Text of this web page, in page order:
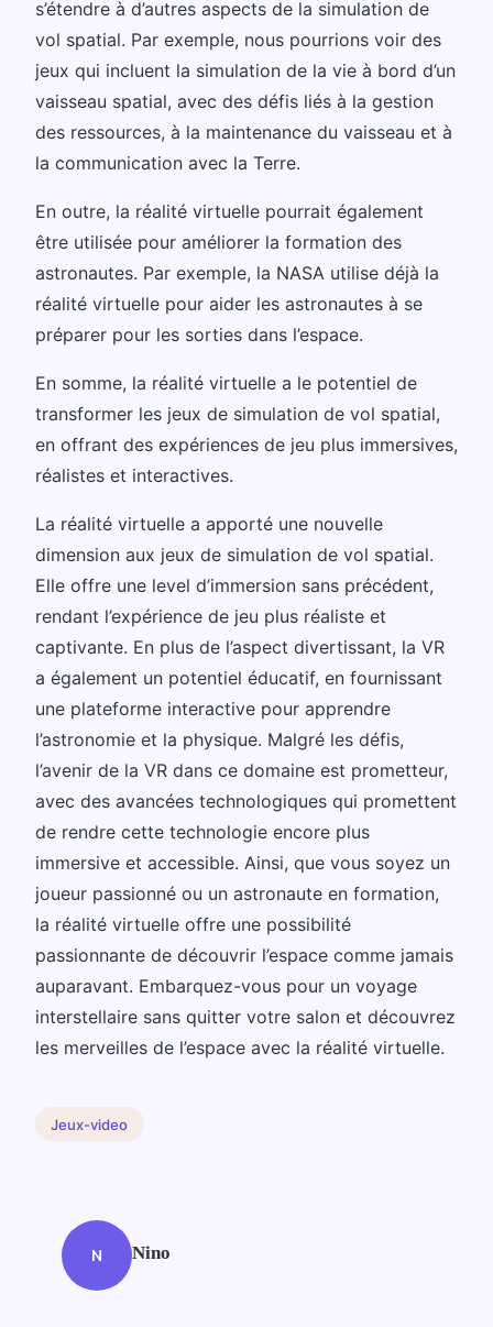
s’étendre à d’autres aspects de la simulation de
vol spatial. Par exemple, nous pourrions voir des
jeux qui incluent la simulation de la vie à bord d’un
vaisseau spatial, avec des défis liés à la gestion
des ressources, à la maintenance du vaisseau et à
la communication avec la Terre.
En outre, la réalité virtuelle pourrait également
être utilisée pour améliorer la formation des
astronautes. Par exemple, la NASA utilise déjà la
réalité virtuelle pour aider les astronautes à se
préparer pour les sorties dans l’espace.
En somme, la réalité virtuelle a le potentiel de
transformer les jeux de simulation de vol spatial,
en offrant des expériences de jeu plus immersives,
réalistes et interactives.
La réalité virtuelle a apporté une nouvelle
dimension aux jeux de simulation de vol spatial.
Elle offre une level d’immersion sans précédent,
rendant l’expérience de jeu plus réaliste et
captivante. En plus de l’aspect divertissant, la VR
a également un potentiel éducatif, en fournissant
une plateforme interactive pour apprendre
l’astronomie et la physique. Malgré les défis,
l’avenir de la VR dans ce domaine est prometteur,
avec des avancées technologiques qui promettent
de rendre cette technologie encore plus
immersive et accessible. Ainsi, que vous soyez un
joueur passionné ou un astronaute en formation,
la réalité virtuelle offre une possibilité
passionnante de découvrir l’espace comme jamais
auparavant. Embarquez-vous pour un voyage
interstellaire sans quitter votre salon et découvrez
les merveilles de l’espace avec la réalité virtuelle.
Jeux-video
N Nino